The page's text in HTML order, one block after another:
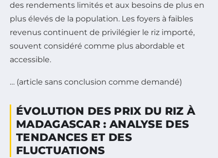
des rendements limités et aux besoins de plus en
plus élevés de la population. Les foyers à faibles
revenus continuent de privilégier le riz importé,
souvent considéré comme plus abordable et
accessible.
… (article sans conclusion comme demandé)
ÉVOLUTION DES PRIX DU RIZ À
MADAGASCAR : ANALYSE DES
TENDANCES ET DES
FLUCTUATIONS